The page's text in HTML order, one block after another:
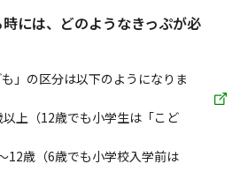
には、どのようなきっぷが必
も」の区分は以下のようになりま
（12歳でも小学生は「こど
歳（6歳でも小学校入学前は